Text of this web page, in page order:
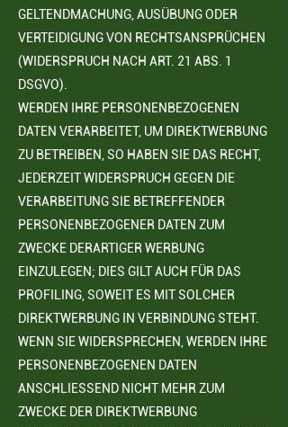
GELTENDMACHUNG, AUSÜBUNG ODER
VERTEIDIGUNG VON RECHTSANSPRÜCHEN
(WIDERSPRUCH NACH ART. 21 ABS. 1
DSGVO).
WERDEN IHRE PERSONENBEZOGENEN
DATEN VERARBEITET, UM DIREKTWERBUNG
ZU BETREIBEN, SO HABEN SIE DAS RECHT,
JEDERZEIT WIDERSPRUCH GEGEN DIE
VERARBEITUNG SIE BETREFFENDER
PERSONENBEZOGENER DATEN ZUM
ZWECKE DERARTIGER WERBUNG
EINZULEGEN; DIES GILT AUCH FÜR DAS
PROFILING, SOWEIT ES MIT SOLCHER
DIREKTWERBUNG IN VERBINDUNG STEHT.
WENN SIE WIDERSPRECHEN, WERDEN IHRE
PERSONENBEZOGENEN DATEN
ANSCHLIESSEND NICHT MEHR ZUM
ZWECKE DER DIREKTWERBUNG